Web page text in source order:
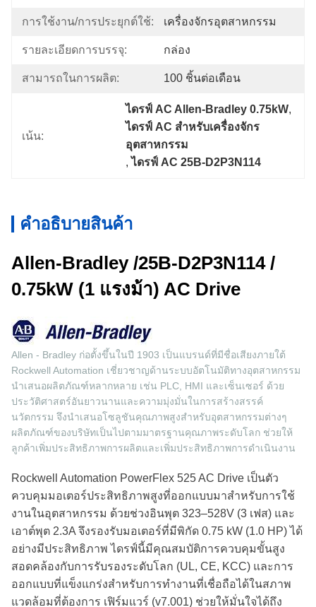
การใช้งาน/การประยุกต์ใช้: เครื่องจักรอุตสาหกรรม
รายละเอียดการบรรจุ: กล่อง
สามารถในการผลิต: 100 ชิ้นต่อเดือน
เน้น:
ไดรฟ์ AC Allen-Bradley 0.75kW
ไดรฟ์ AC สำหรับเครื่องจักร
อุตสาหกรรม
, ไดรฟ์ AC 25B-D2P3N114
คําอธิบายสินค้า
Allen-Bradley /25B-D2P3N114 /
0.75kW (1 แรงม้า) AC Drive
Allen - Bradley ก่อตั้งขึ้นในปี 1903 เป็นแบรนด์ที่มีชื่อเสียงภายใต้
Rockwell Automation เชี่ยวชาญด้านระบบอัตโนมัติทางอุตสาหกรรม
นำเสนอผลิตภัณฑ์หลากหลาย เช่น PLC, HMI และเซ็นเซอร์ ด้วย
ประวัติศาสตร์อันยาวนานและความมุ่งมั่นในการสร้างสรรค์
นวัตกรรม จึงนำเสนอโซลูชันคุณภาพสูงสำหรับอุตสาหกรรมต่างๆ
ผลิตภัณฑ์ของบริษัทเป็นไปตามมาตรฐานคุณภาพระดับโลก ช่วยให้
ลูกค้าเพิ่มประสิทธิภาพการผลิตและเพิ่มประสิทธิภาพการดำเนินงาน
Rockwell Automation PowerFlex 525 AC Drive เป็นตัว
ควบคุมมอเตอร์ประสิทธิภาพสูงที่ออกแบบมาสำหรับการใช้
งานในอุตสาหกรรม ด้วยช่วงอินพุต 323–528V (3 เฟส) และ
เอาต์พุต 2.3A จึงรองรับมอเตอร์ที่มีพิกัด 0.75 kW (1.0 HP) ได้
อย่างมีประสิทธิภาพ ไดรฟ์นี้มีคุณสมบัติการควบคุมขั้นสูง
สอดคล้องกับการรับรองระดับโลก (UL, CE, KCC) และการ
ออกแบบที่แข็งแกร่งสำหรับการทำงานที่เชื่อถือได้ในสภาพ
แวดล้อมที่ต้องการ เฟิร์มแวร์ (v7.001) ช่วยให้มั่นใจได้ถึง